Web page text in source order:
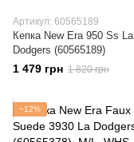
Артикул: 60565189
Кепка New Era 950 Ss La
Dodgers (60565189)
1 479 грн 1 820 грн
−12%